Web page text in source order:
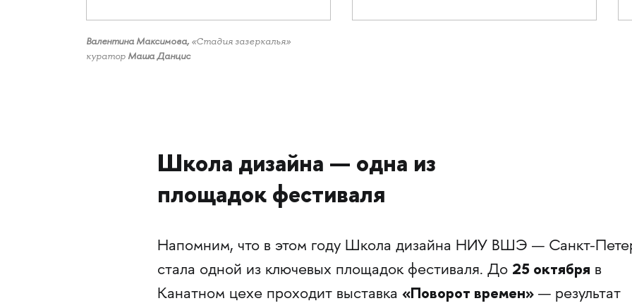
Валентина Максимова, «Стадия зазеркалья»
кураторМаша Данцис
Школа дизайна — одна из
площадок фестиваля
Напомним, что в этом году Школа дизайна НИУ ВШЭ — Санкт-
стала одной из ключевых площадок фестиваля. До 25 октября в
Канатном цехе проходит выставка «Поворот времен»— результат